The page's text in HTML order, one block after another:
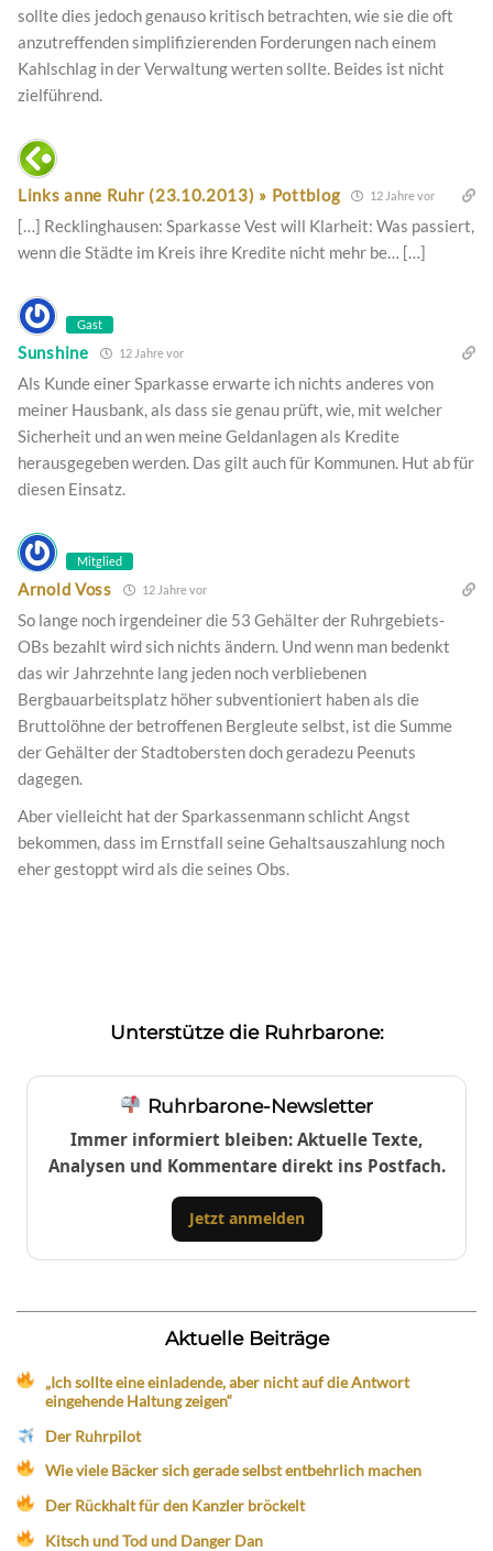
sollte dies jedoch genauso kritisch betrachten, wie sie die oft
anzutreffenden simplifizierenden Forderungen nach einem
Kahlschlag in der Verwaltung werten sollte. Beides ist nicht
zielführend.
Links anne Ruhr (23.10.2013) » Pottblog 12 Jahre vor
[…] Recklinghausen: Sparkasse Vest will Klarheit: Was passiert,
wenn die Städte im Kreis ihre Kredite nicht mehr be… […]
Gast
Sunshine 12 Jahre vor
Als Kunde einer Sparkasse erwarte ich nichts anderes von
meiner Hausbank, als dass sie genau prüft, wie, mit welcher
Sicherheit und an wen meine Geldanlagen als Kredite
herausgegeben werden. Das gilt auch für Kommunen. Hut ab für
diesen Einsatz.
Mitglied
Arnold Voss 12 Jahre vor
So lange noch irgendeiner die 53 Gehälter der Ruhrgebiets-
OBs bezahlt wird sich nichts ändern. Und wenn man bedenkt
das wir Jahrzehnte lang jeden noch verbliebenen
Bergbauarbeitsplatz höher subventioniert haben als die
Bruttolöhne der betroffenen Bergleute selbst, ist die Summe
der Gehälter der Stadtobersten doch geradezu Peenuts
dagegen.
Aber vielleicht hat der Sparkassenmann schlicht Angst
bekommen, dass im Ernstfall seine Gehaltsauszahlung noch
eher gestoppt wird als die seines Obs.
Unterstütze die Ruhrbarone:
Ruhrbarone-Newsletter
Immer informiert bleiben: Aktuelle Texte,
Analysen und Kommentare direkt ins Postfach.
Jetzt anmelden
Aktuelle Beiträge
„Ich sollte eine einladende, aber nicht auf die Antwort
eingehende Haltung zeigen“
Der Ruhrpilot
Wie viele Bäcker sich gerade selbst entbehrlich machen
Der Rückhalt für den Kanzler bröckelt
Kitsch und Tod und Danger Dan